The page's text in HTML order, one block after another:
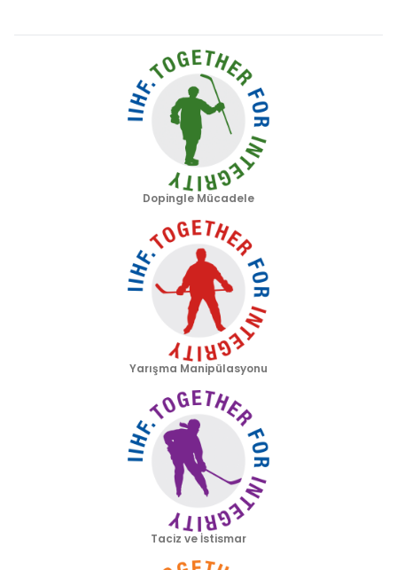
Dopingle Mücadele
Yarışma Manipülasyonu
Taciz ve İstismar